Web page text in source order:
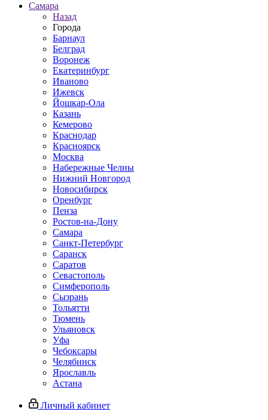
Самара
Назад
Города
Барнаул
Белград
Воронеж
Екатеринбург
Иваново
Ижевск
Йошкар-Ола
Казань
Кемерово
Краснодар
Красноярск
Москва
Набережные Челны
Нижний Новгород
Новосибирск
Оренбург
Пенза
Ростов-на-Дону
Самара
Санкт-Петербург
Саранск
Саратов
Севастополь
Симферополь
Сызрань
Тольятти
Тюмень
Ульяновск
Уфа
Чебоксары
Челябинск
Ярославль
Астана
Личный кабинет